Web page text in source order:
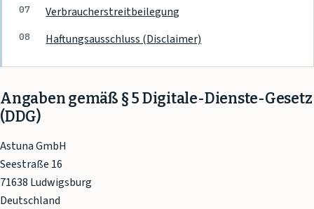
Verbraucherstreitbeilegung
Haftungsausschluss (Disclaimer)
Angaben gemäß § 5 Digitale-Dienste-Gesetz
(DDG)
Astuna GmbH
Seestraße 16
71638 Ludwigsburg
Deutschland